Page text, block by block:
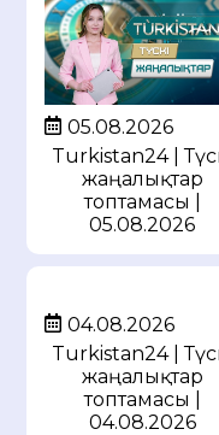
05.08.2026
Turkistan24 |
жаңалықтар
топтамасы |
05.08.2026
04.08.2026
Turkistan24 |
жаңалықтар
топтамасы |
04.08.2026